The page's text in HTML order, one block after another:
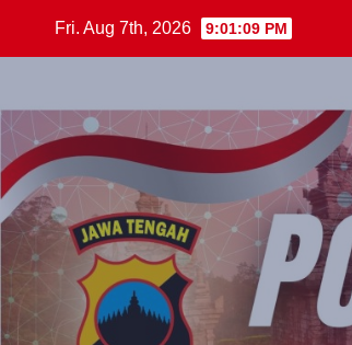
Fri. Aug 7th, 2026 9:01:10 PM